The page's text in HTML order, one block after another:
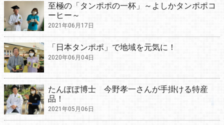
至極の「タンポポの一杯」～よしかタンポポコ
ーヒー～
2021年06月17日
「日本タンポポ」で地域を元気に！
2020年06月04日
たんぽぽ博士 今野孝一さんが手掛ける特産
品！
2021年05月06日